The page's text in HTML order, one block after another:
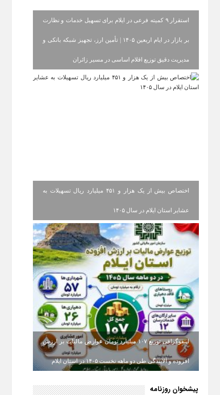
استقرار ۹ کمیته فرعی در ایلام برای تسهیل خدمات و نظارت
بر بازار در ایام اربعین ۱۴۰۵ | تأمین ارز، تجهیز شبکه بانکی و
مدیریت دقیق توزیع اقلام اساسی در مسیر زائران
اختصاص بیش از یک هزار و ۴۵۱ میلیارد ریال تسهیلات به
عشایر استان ایلام در سال ۱۴۰۵
اینفوگرافی توزیع ۱۰۷ میلیارد تومان عوارض مالیات بر ارزش
افزوده و آلایندگی طی دو ماهه نخست ۱۴۰۵ در استان ایلام
پیشخوان روزنامه